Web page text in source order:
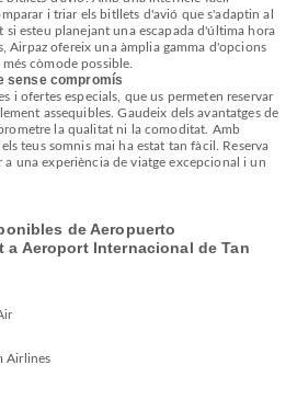
i triar els bitllets d'avió que s'adaptin al
si esteu planejant una escapada d'última hora
Airpaz ofereix una àmplia gamma d'opcions
còmode possible.
sense compromís
i ofertes especials, que us permeten reservar
assequibles. Gaudeix dels avantatges de
la qualitat ni la comoditat. Amb
teus somnis mai ha estat tan fàcil. Reserva
una experiència de viatge excepcional i un
de Aeropuerto
a Aeroport Internacional de Tan
Airlines